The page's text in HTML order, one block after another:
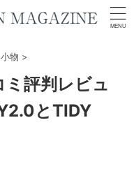
物 >
評判レビュ
とTIDY